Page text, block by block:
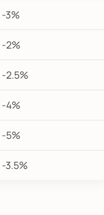
-3%
-2%
-2.5%
-4%
-5%
-3.5%